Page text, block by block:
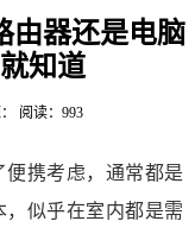
由器还是电脑
知道
阅读：993
携考虑，通常都是
似乎在室内都是需